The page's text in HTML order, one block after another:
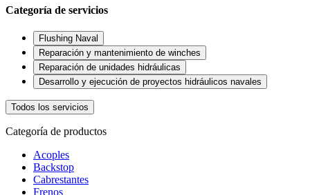
Categoría de servicios
Flushing Naval
Reparación y mantenimiento de winches
Reparación de unidades hidráulicas
Desarrollo y ejecución de proyectos hidráulicos navales
Todos los servicios
Categoría de productos
Acoples
Backstop
Cabrestantes
Frenos